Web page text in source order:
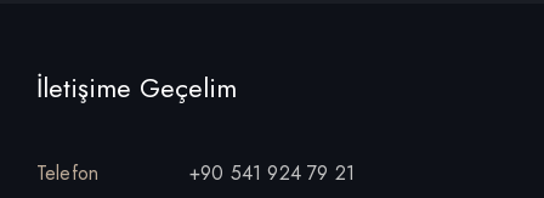
İletişime Geçelim
Telefon
+90 541 924 79 21